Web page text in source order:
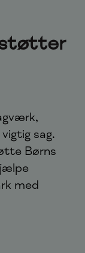
støtter
sag.
Børns
med